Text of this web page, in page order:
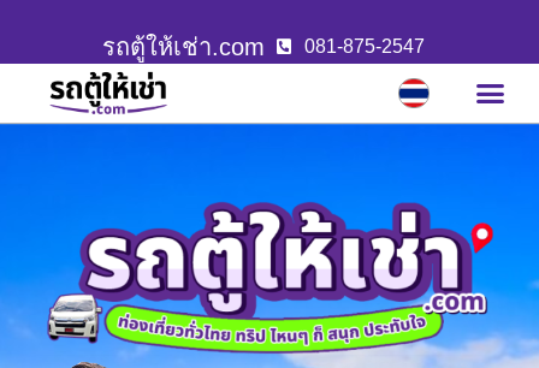
รถตู้ให้เช่า.com 081-875-2547